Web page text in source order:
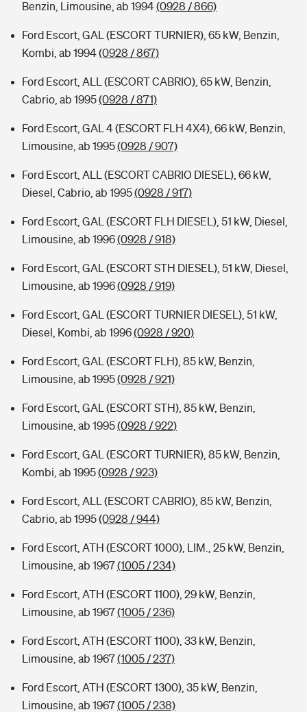
Benzin, Limousine, ab 1994(0928 / 866)
Ford Escort, GAL (ESCORT TURNIER), 65 kW, Benzin,
Kombi, ab 1994(0928 / 867)
Ford Escort, ALL (ESCORT CABRIO), 65 kW, Benzin,
Cabrio, ab 1995(0928 / 871)
Ford Escort, GAL 4 (ESCORT FLH 4X4), 66 kW, Benzin,
Limousine, ab 1995(0928 / 907)
Ford Escort, ALL (ESCORT CABRIO DIESEL), 66 kW,
Diesel, Cabrio, ab 1995(0928 / 917)
Ford Escort, GAL (ESCORT FLH DIESEL), 51 kW, Diesel,
Limousine, ab 1996(0928 / 918)
Ford Escort, GAL (ESCORT STH DIESEL), 51 kW, Diesel,
Limousine, ab 1996(0928 / 919)
Ford Escort, GAL (ESCORT TURNIER DIESEL), 51 kW,
Diesel, Kombi, ab 1996(0928 / 920)
Ford Escort, GAL (ESCORT FLH), 85 kW, Benzin,
Limousine, ab 1995(0928 / 921)
Ford Escort, GAL (ESCORT STH), 85 kW, Benzin,
Limousine, ab 1995(0928 / 922)
Ford Escort, GAL (ESCORT TURNIER), 85 kW, Benzin,
Kombi, ab 1995(0928 / 923)
Ford Escort, ALL (ESCORT CABRIO), 85 kW, Benzin,
Cabrio, ab 1995(0928 / 944)
Ford Escort, ATH (ESCORT 1000), LIM., 25 kW, Benzin,
Limousine, ab 1967(1005 / 234)
Ford Escort, ATH (ESCORT 1100), 29 kW, Benzin,
Limousine, ab 1967(1005 / 236)
Ford Escort, ATH (ESCORT 1100), 33 kW, Benzin,
Limousine, ab 1967(1005 / 237)
Ford Escort, ATH (ESCORT 1300), 35 kW, Benzin,
Limousine, ab 1967(1005 / 238)